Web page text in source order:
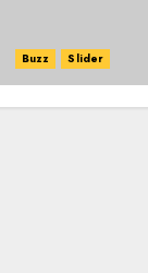
Buzz Slider